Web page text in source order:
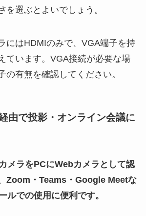
を選ぶとよいでしょう。
にはHDMIのみで、VGA端子を持
ています。VGA接続が必要な場
の有無を確認してください。
由で投影・オンライン会議に
メラをPCにWebカメラとして認
Zoom・Teams・Google Meetな
ルでの使用に便利です。